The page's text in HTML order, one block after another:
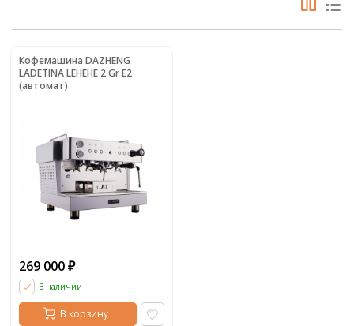
Кофемашина DAZHENG
LADETINA LEHEHE 2 Gr E2
(автомат)
269 000 ₽
В наличии
В корзину